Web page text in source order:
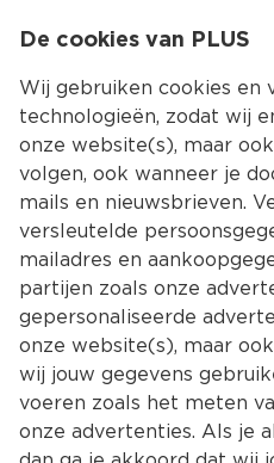
Terug
De cookies van PLUS
Wij gebruiken cookies en
technologieën, zodat wij
onze website(s), maar
volgen, ook wanneer je
mails en nieuwsbrieven.
versleutelde
mailadres en
partijen zoals onze
gepersonaliseerde
onze website(s), maar
wij jouw gegevens
voeren zoals het meten
onze advertenties. Als je